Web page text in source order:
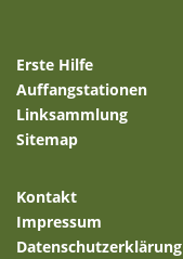
Erste Hilfe
Auffangstationen
Linksammlung
Sitemap
Kontakt
Impressum
Datenschutzerklärung